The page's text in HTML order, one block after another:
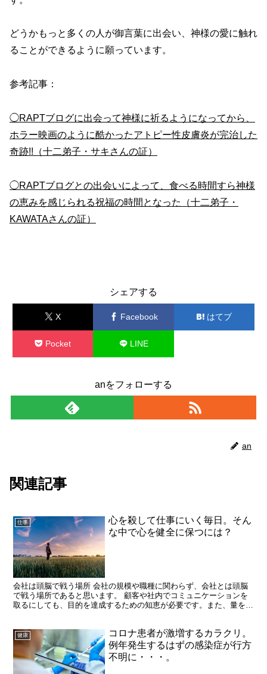
どうかもっと多くの人が御言葉に出会い、神様の愛に触れ
ることができるように願っています。
参考記事：
◯RAPTブログに出会って神様に祈るようになってから、
ホラー映画のように酷かったアトピー性皮膚炎が完治した
奇跡!!（十二弟子・サキさんの証）
◯RAPTブログとの出会いによって、食べる時間すら神様
の恵みを感じられる祝福の時間となった（十二弟子・
KAWATAさんの証）
シェアする
X Facebook はてブ
Pocket LINE
anをフォローする
an
関連記事
仕事
心を殺して仕事にいく毎日。そん
な中で心を健全に保つには？
会社は頭脳で戦う場所 会社の規模や職種に関わらず、会社とは頭脳
で戦う場所であると思います。 顧客や社内でコミュニケーションを
取るにしても、目的を達成するための知恵が必要です。また、量をこ
健康
コロナ患者が激増するカラクリ。
例年発生するはずの感染症が行方
不明に・・・。